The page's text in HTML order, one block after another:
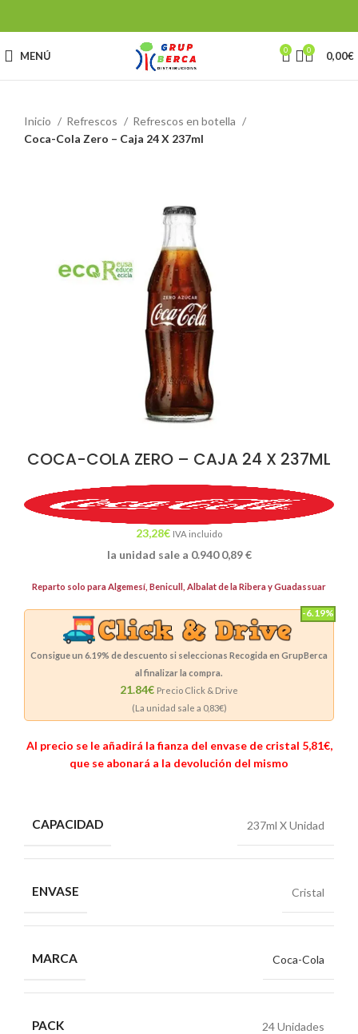
MENÚ 0 0 0,00€
Inicio Refrescos
Refrescos en botella
Coca-Cola Zero – Caja 24 X 237ml
COCA-COLA ZERO – CAJA 24 X 237ML
23,28€ IVA incluido
la unidad sale a 0.9400,89€
Reparto solo para Algemesí, Benicull, Albalat de la Ribera y Guadassuar
-6.19%
Consigue un 6.19% de descuento si seleccionas Recogida en GrupBerca
al finalizar la compra.
21.84€ Precio Click & Drive
(La unidad sale a 0,83€)
Al precio se le añadirá la fianza del envase de cristal 5,81€,
que se abonará a la devolución del mismo
CAPACIDAD 237ml X Unidad
ENVASE Cristal
MARCA Coca-Cola
PACK 24 Unidades